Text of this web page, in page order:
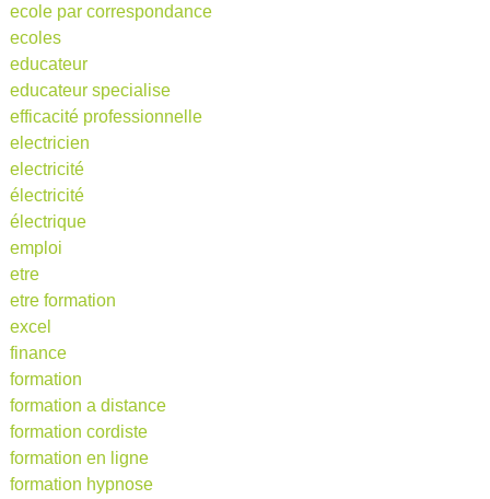
ecole par correspondance
ecoles
educateur
educateur specialise
efficacité professionnelle
electricien
electricité
électricité
électrique
emploi
etre
etre formation
excel
finance
formation
formation a distance
formation cordiste
formation en ligne
formation hypnose